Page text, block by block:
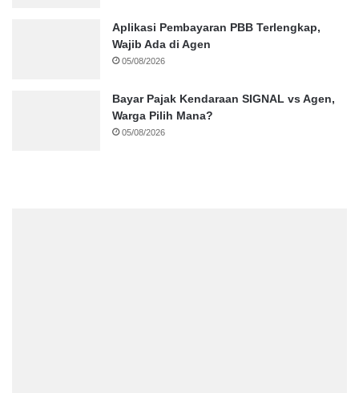
Aplikasi Pembayaran PBB Terlengkap,
Wajib Ada di Agen
05/08/2026
Bayar Pajak Kendaraan SIGNAL vs Agen,
Warga Pilih Mana?
05/08/2026